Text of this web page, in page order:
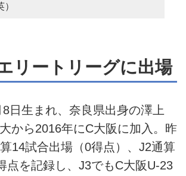
リートリーグに出場
日生まれ、奈良県出身の澤上
から2016年にC大阪に加入。昨
14試合出場（0得点）、J2通算
点を記録し、J3でもC大阪U-23